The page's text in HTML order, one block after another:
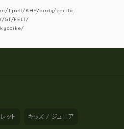
Tern/Tyrell/KHS/birdy/pacific
GT/FELT/
ット キッズ / ジュニア